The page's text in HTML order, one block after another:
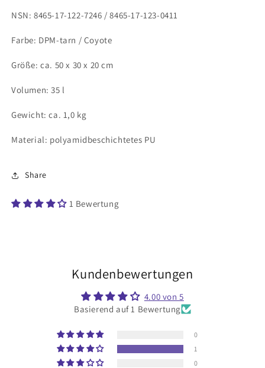
NSN: 8465-17-122-7246 / 8465-17-123-0411
Farbe: DPM-tarn / Coyote
Größe: ca. 50 x 30 x 20 cm
Volumen: 35 l
Gewicht: ca. 1,0 kg
Material: polyamidbeschichtetes PU
Share
1 Bewertung
Kundenbewertungen
4.00 von 5
Basierend auf 1 Bewertung
0
1
0